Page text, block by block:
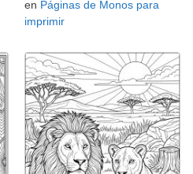
en Páginas de Monos para
imprimir